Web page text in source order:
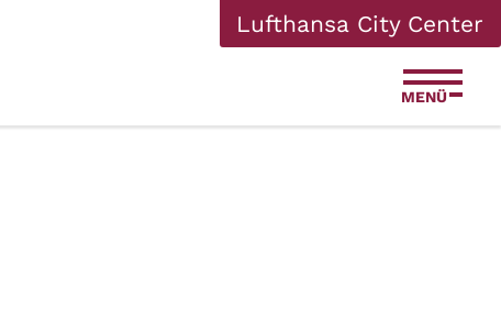
Lufthansa City Center
MENÜ